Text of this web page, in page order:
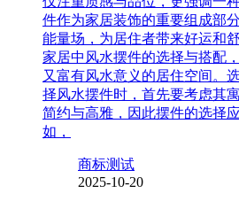
件作为家居装饰的重要组成部
能量场，为居住者带来好运和
家居中风水摆件的选择与搭配
又富有风水意义的居住空间。
择风水摆件时，首先要考虑其
简约与高雅，因此摆件的选择
如，
商标测试
2025-10-20